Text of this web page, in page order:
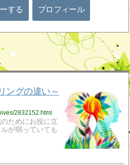
する プロフィール
ングの違い～
2832152.html
ためにお役に立
が弱っていても